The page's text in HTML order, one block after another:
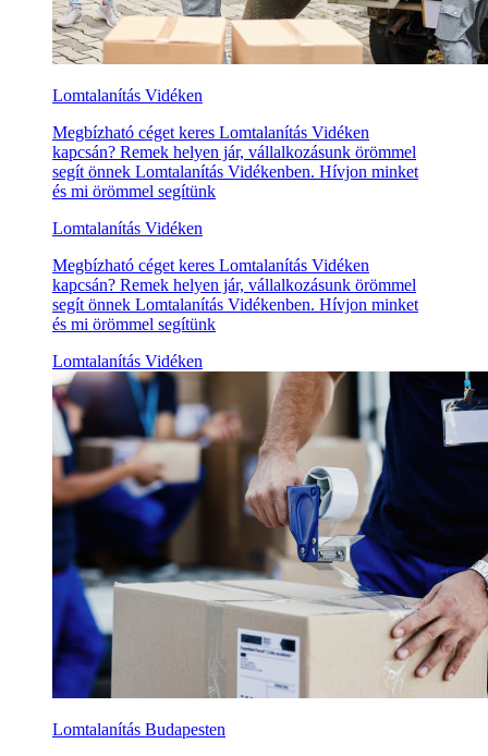
Lomtalanítás Vidéken
Megbízható céget keres Lomtalanítás Vidéken
kapcsán? Remek helyen jár, vállalkozásunk örömmel
segít önnek Lomtalanítás Vidékenben. Hívjon minket
és mi örömmel segítünk
Lomtalanítás Vidéken
Megbízható céget keres Lomtalanítás Vidéken
kapcsán? Remek helyen jár, vállalkozásunk örömmel
segít önnek Lomtalanítás Vidékenben. Hívjon minket
és mi örömmel segítünk
Lomtalanítás Vidéken
Lomtalanítás Budapesten